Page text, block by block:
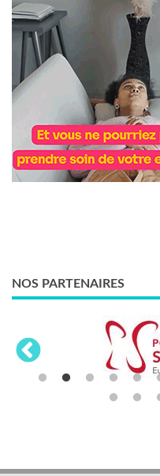
NOS PARTENAIRES